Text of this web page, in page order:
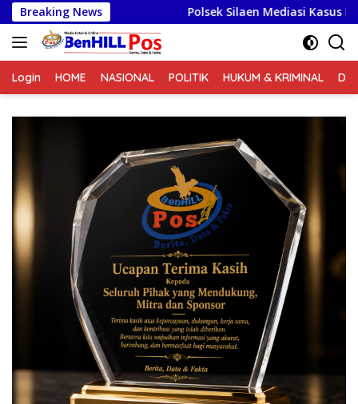
Langsung
ke
konten
Breaking NewsPolsek Silaen Mediasi Kasus Penganiayaan,
Login HOME NASIONAL POLITIK HUKUM & KRIMINAL